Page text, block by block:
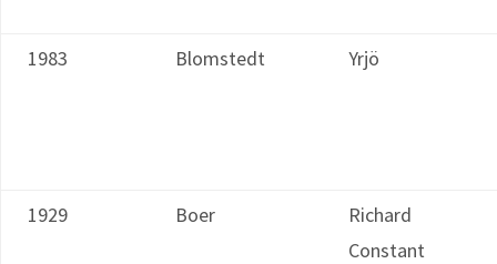
1983 Blomstedt Yrjö
1929 Boer
Richard
Constant